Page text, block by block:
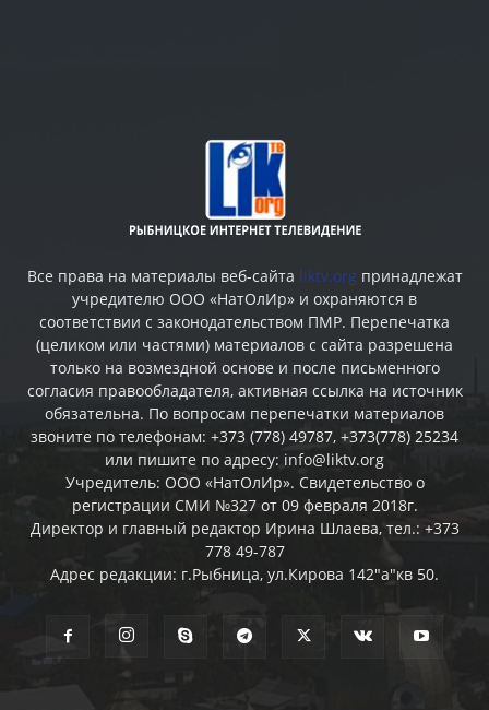
Все права на материалы веб-сайта liktv.org принадлежат
учредителю ООО «НатОлИр» и охраняются в
соответствии с законодательством ПМР. Перепечатка
(целиком или частями) материалов c сайта разрешена
только на возмездной основе и после письменного
согласия правообладателя, активная ссылка на источник
обязательна. По вопросам перепечатки материалов
звоните по телефонам: +373 (778) 49787, +373(778) 25234
или пишите по адресу: info@liktv.org
Учредитель: ООО «НатОлИр». Свидетельство о
регистрации СМИ №327 от 09 февраля 2018г.
Директор и главный редактор Ирина Шлаева, тел.: +373
778 49-787
Адрес редакции: г.Рыбница, ул.Кирова 142"а"кв 50.